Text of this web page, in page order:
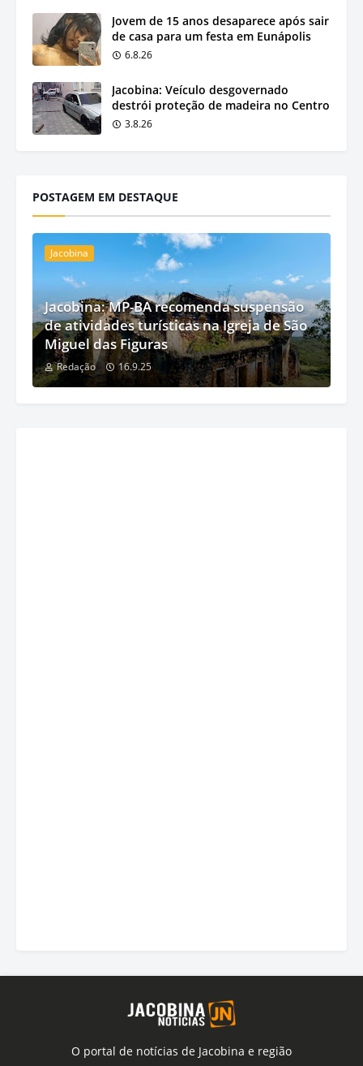
Jovem de 15 anos desaparece após sair
de casa para um festa em Eunápolis
6.8.26
Jacobina: Veículo desgovernado
destrói proteção de madeira no Centro
3.8.26
POSTAGEM EM DESTAQUE
Jacobina
Jacobina: MP-BA recomenda suspensão
de atividades turísticas na Igreja de São
Miguel das Figuras
Redação 16.9.25
O portal de notícias de Jacobina e região